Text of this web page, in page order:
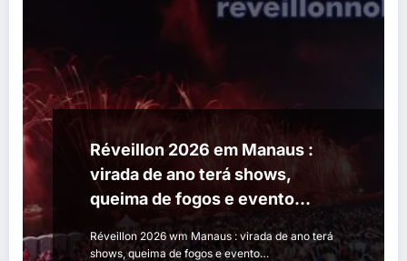
Réveillon 2026 em Manaus :
virada de ano terá shows,
queima de fogos e evento
gospel
Réveillon 2026 wm Manaus : virada de ano terá
shows, queima de fogos e evento…